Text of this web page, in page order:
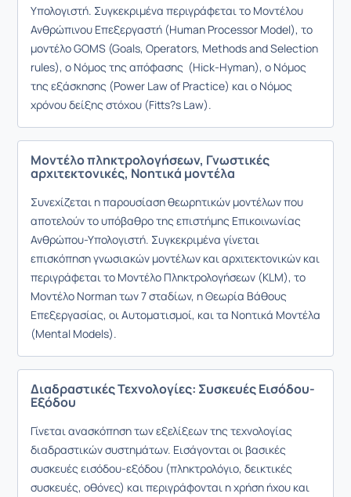
Υπολογιστή. Συγκεκριμένα περιγράφεται το Μοντέλου
Ανθρώπινου Επεξεργαστή (Human Processor Model), το
μοντέλο GOMS (Goals, Operators, Methods and Selection
rules), ο Νόμος της απόφασης (Hick-Hyman), ο Νόμος
της εξάσκησης (Power Law of Practice) και ο Νόμος
χρόνου δείξης στόχου (Fitts?s Law).
Μοντέλο πληκτρολογήσεων, Γνωστικές
αρχιτεκτονικές, Νοητικά μοντέλα
Συνεχίζεται η παρουσίαση θεωρητικών μοντέλων που
αποτελούν το υπόβαθρο της επιστήμης Επικοινωνίας
Ανθρώπου-Υπολογιστή. Συγκεκριμένα γίνεται
επισκόπηση γνωσιακών μοντέλων και αρχιτεκτονικών και
περιγράφεται το Μοντέλο Πληκτρολογήσεων (KLM), το
Μοντέλο Norman των 7 σταδίων, η Θεωρία Βάθους
Επεξεργασίας, οι Αυτοματισμοί, και τα Νοητικά Μοντέλα
(Mental Models).
Διαδραστικές Τεχνολογίες: Συσκευές Εισόδου-
Εξόδου
Γίνεται ανασκόπηση των εξελίξεων της τεχνολογίας
διαδραστικών συστημάτων. Εισάγονται οι βασικές
συσκευές εισόδου-εξόδου (πληκτρολόγιο, δεικτικές
συσκευές, οθόνες) και περιγράφονται η χρήση ήχου και